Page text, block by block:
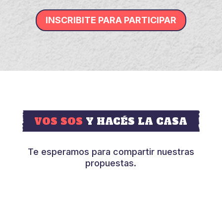
INSCRIBITE PARA PARTICIPAR
VOS SOS Y HACÉS LA CASA
Te esperamos para compartir nuestras
propuestas.